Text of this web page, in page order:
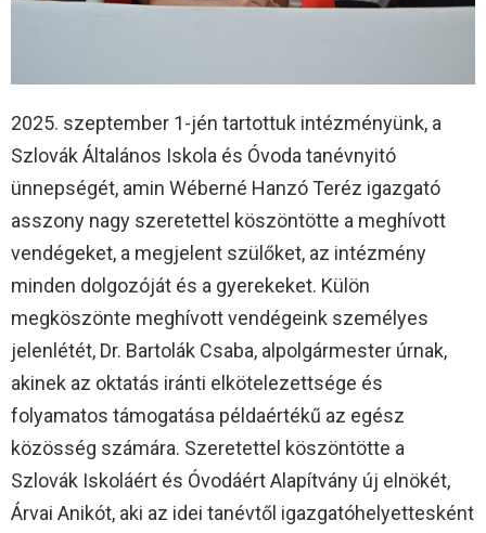
2025. szeptember 1-jén tartottuk intézményünk, a
Szlovák Általános Iskola és Óvoda tanévnyitó
ünnepségét, amin Wéberné Hanzó Teréz igazgató
asszony nagy szeretettel köszöntötte a meghívott
vendégeket, a megjelent szülőket, az intézmény
minden dolgozóját és a gyerekeket. Külön
megköszönte meghívott vendégeink személyes
jelenlétét, Dr. Bartolák Csaba, alpolgármester úrnak,
akinek az oktatás iránti elkötelezettsége és
folyamatos támogatása példaértékű az egész
közösség számára. Szeretettel köszöntötte a
Szlovák Iskoláért és Óvodáért Alapítvány új elnökét,
Árvai Anikót, aki az idei tanévtől igazgatóhelyettesként